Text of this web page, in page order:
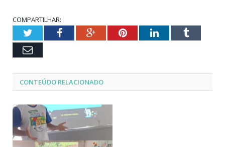
COMPARTILHAR:
TwitterFacebookGoogle+PinterestLinkedInTumblr
Email
CONTEÚDO RELACIONADO